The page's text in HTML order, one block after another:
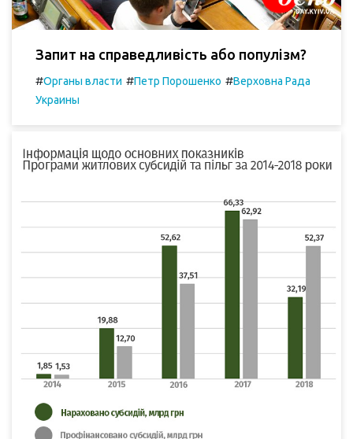
Запит на справедливість або популізм?
#Органы власти #Петр Порошенко #Верховна Рада
Украины